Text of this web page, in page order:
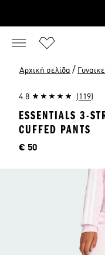
Αρχική σελίδα /
4.8 (119)
ESSENTIALS 3-
CUFFED PANTS
Τιμή
€ 50